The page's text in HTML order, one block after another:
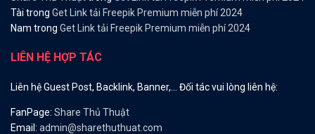
Tài trong Get Link tải Freepik Premium miễn phí 2024
Nam trong Get Link tải Freepik Premium miễn phí 2024
LIÊN HỆ HỢP TÁC
Liên hệ Guest Post, Backlink, Banner,… Đối tác vui lòng liên hệ:
FanPage: Share Thủ Thuật
Email: admin@sharethuthuat.com